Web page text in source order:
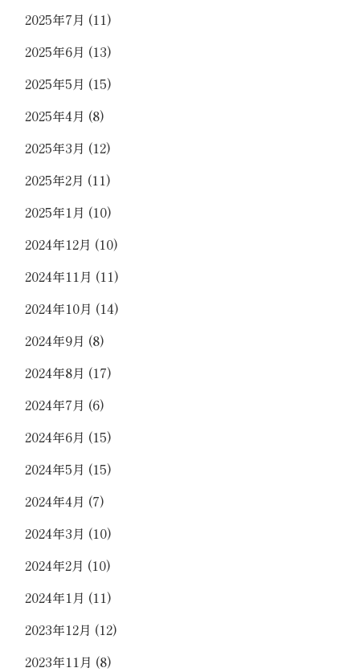
2025年7月 (11)
2025年6月 (13)
2025年5月 (15)
2025年4月 (8)
2025年3月 (12)
2025年2月 (11)
2025年1月 (10)
2024年12月 (10)
2024年11月 (11)
2024年10月 (14)
2024年9月 (8)
2024年8月 (17)
2024年7月 (6)
2024年6月 (15)
2024年5月 (15)
2024年4月 (7)
2024年3月 (10)
2024年2月 (10)
2024年1月 (11)
2023年12月 (12)
2023年11月 (8)